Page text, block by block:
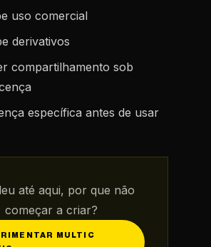
uso comercial
derivativos
compartilhamento sob
específica antes de usar
até aqui, por que não
começar a criar?
MULTIC